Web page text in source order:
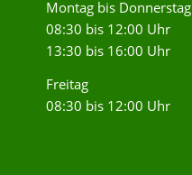
Montag bis Donnerstag
08:30 bis 12:00 Uhr
13:30 bis 16:00 Uhr
Freitag
08:30 bis 12:00 Uhr